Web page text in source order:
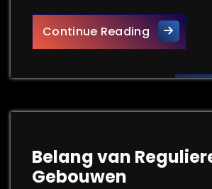
Continue ReadingBelang
Belang van
Gebouwen